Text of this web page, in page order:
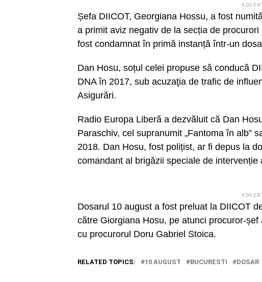
Șefa DIICOT, Georgiana Hossu, a fost
a primit aviz negativ de la secția de
fost condamnat în primă instanță într-un
Dan Hosu, soțul celei propuse să conducă
DNA în 2017, sub acuzaţia de trafic de
Asigurări.
Radio Europa Liberă a dezvăluit că Dan
Paraschiv, cel supranumit „Fantoma în alb”
2018. Dan Hosu, fost polițist, ar fi depus la
comandant al brigăzii speciale de intervenție
Dosarul 10 august a fost preluat la DIICOT
către Giorgiana Hosu, pe atunci procuror-
cu procurorul Doru Gabriel Stoica.
RELATED TOPICS: 10 AUGUST BUCURESTI DOSAR